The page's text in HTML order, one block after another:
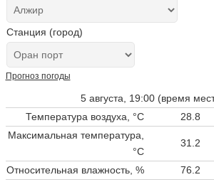
Станция (город)
Прогноз погоды
5 августа, 19:00 (время
Температура воздуха, °C
28.8
Максимальная температура,
°C
31.2
Относительная влажность, %
76.2